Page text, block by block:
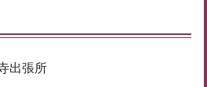
出張所